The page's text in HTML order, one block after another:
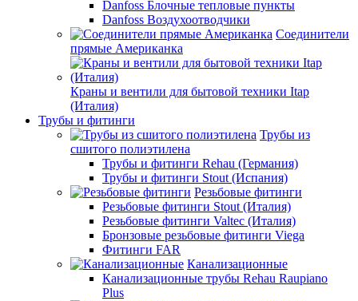
Danfoss Блочные тепловые пункты
Danfoss Воздухоотводчики
Соединители
прямые Американка
Краны и вентили для бытовой техники Itap
(Италия)
Трубы и фитинги
Трубы из
сшитого полиэтилена
Трубы и фитинги Rehau (Германия)
Трубы и фитинги Stout (Испания)
Резьбовые фитинги
Резьбовые фитинги Stout (Италия)
Резьбовые фитинги Valtec (Италия)
Бронзовые резьбовые фитинги Viega
Фитинги FAR
Канализационные
Канализационные трубы Rehau Raupiano
Plus